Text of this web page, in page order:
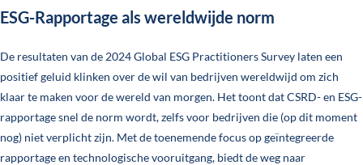
ESG-Rapportage als wereldwijde norm
De resultaten van de 2024 Global ESG Practitioners Survey laten een
positief geluid klinken over de wil van bedrijven wereldwijd om zich
klaar te maken voor de wereld van morgen. Het toont dat CSRD- en ESG-
rapportage snel de norm wordt, zelfs voor bedrijven die (op dit moment
nog) niet verplicht zijn. Met de toenemende focus op geïntegreerde
rapportage en technologische vooruitgang, biedt de weg naar